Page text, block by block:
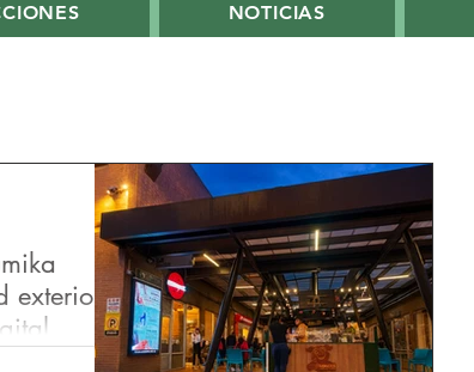
NOTICIAS
exterior